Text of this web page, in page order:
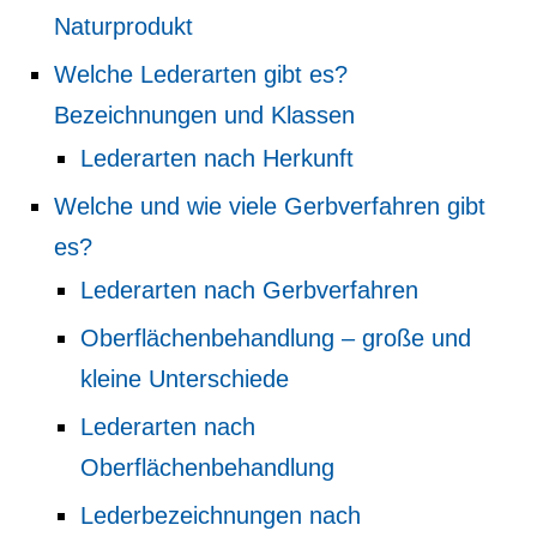
Naturprodukt
Welche Lederarten gibt es?
Bezeichnungen und Klassen
Lederarten nach Herkunft
Welche und wie viele Gerbverfahren gibt
es?
Lederarten nach Gerbverfahren
Oberflächenbehandlung – große und
kleine Unterschiede
Lederarten nach
Oberflächenbehandlung
Lederbezeichnungen nach